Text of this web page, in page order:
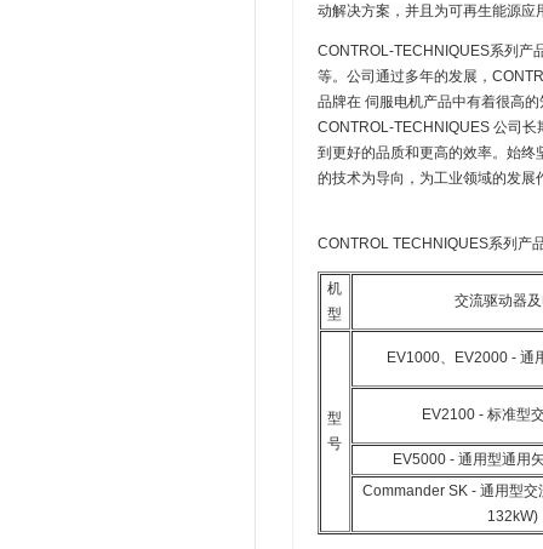
动解决方案，并且为可再生能源
CONTROL-TECHNIQUES系列产
等。公司通过多年的发展，
品牌在 伺服电机产品中有着很高
CONTROL-TECHNIQUES 公司
到更好的品质和更高的效率。始
的技术为导向，为工业领域的发
CONTROL TECHNIQUES系列产
机
型
交流驱动器
型
号
EV1000、EV2000 - 通
EV2100 - 标准型
EV5000 - 通用型通用
Commander SK - 通用型
132kW)